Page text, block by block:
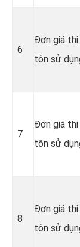
6
Đơn giá
tôn sử
7
Đơn giá
tôn sử
8
Đơn giá
tôn sử